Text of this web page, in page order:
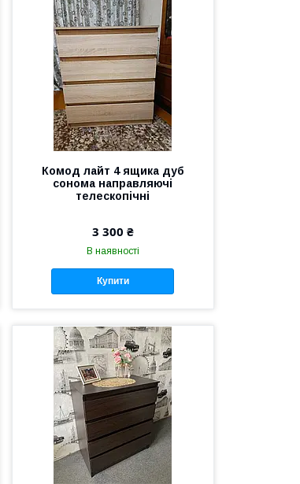
Комод лайт 4 ящика дуб
сонома направляючі
телескопічні
3 300 ₴
В наявності
Купити